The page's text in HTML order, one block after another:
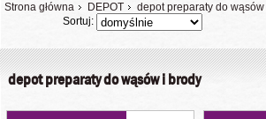
Strona główna DEPOT
depot preparaty do
Sortuj:
depot preparaty do wąsów i brody